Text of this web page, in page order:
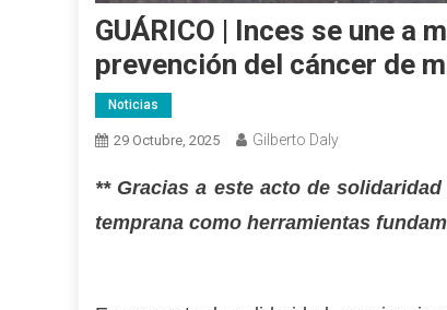
GUÁRICO | Inces se une a
prevención del cáncer de
Noticias
29 Octubre, 2025 Gilberto Daly
** Gracias a este acto de
temprana como herramientas